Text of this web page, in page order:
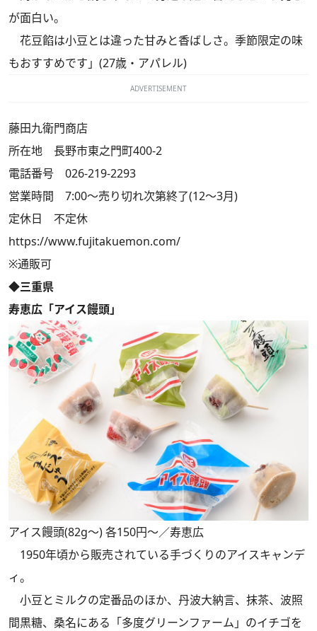
が面白い。
花豆餡は小豆とは違った甘みと香ばしさ。季節限定の味
もおすすめです」(27歳・アパレル)
ADVERTISEMENT
藤田九衛門商店
所在地 長野市東之門町400-2
電話番号 026-219-2293
営業時間 7:00～売り切れ次第終了(12～3月)
定休日 不定休
https://www.fujitakuemon.com/
※通販可
◆三重県
寿恵広「アイス饅頭」
アイス饅頭(82g～) 各150円～／寿恵広
1950年頃から販売されている手づくりのアイスキャンデ
ィ。
小豆とミルクの定番品のほか、丹波大納言、抹茶、波照
間黒糖、桑名にある「多度グリーンファーム」のイチゴを